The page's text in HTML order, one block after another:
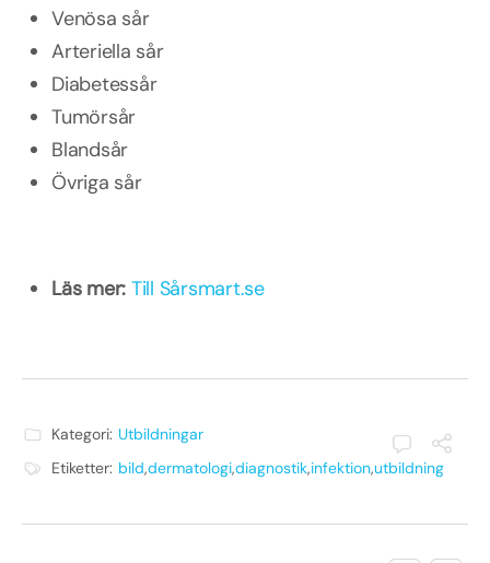
Venösa sår
Arteriella sår
Diabetessår
Tumörsår
Blandsår
Övriga sår
Läs mer: Till Sårsmart.se
Kategori: Utbildningar
Etiketter: bild,dermatologi,diagnostik,infektion,utbildning